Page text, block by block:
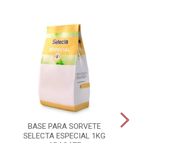
BASE PARA SORVETE
SELECTA ESPECIAL 1KG